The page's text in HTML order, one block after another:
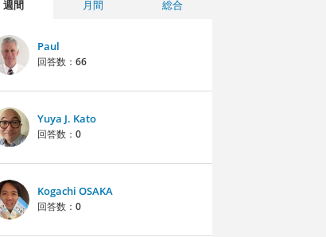
週間 月間 総合
Paul
回答数： 66
Yuya J. Kato
回答数： 0
Kogachi OSAKA
回答数： 0